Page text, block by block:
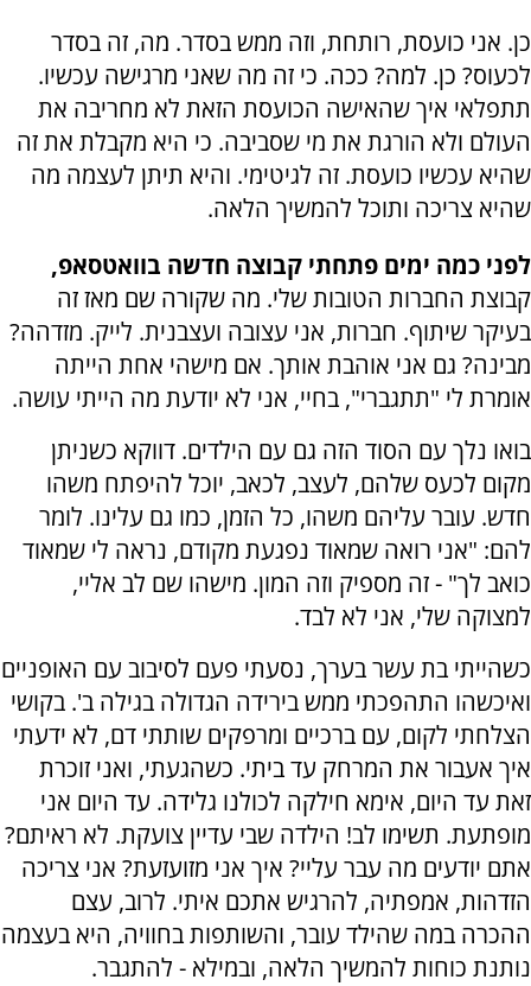
כן. אני כועסת, רותחת, וזה ממש בסדר. מה, זה בסדר
לכעוס? כן. למה? ככה. כי זה מה שאני מרגישה עכשיו.
תתפלאי איך שהאישה הכועסת הזאת לא מחריבה את
העולם ולא הורגת את מי שסביבה. כי היא מקבלת את זה
שהיא עכשיו כועסת. זה לגיטימי. והיא תיתן לעצמה מה
שהיא צריכה ותוכל להמשיך הלאה.
לפני כמה ימים פתחתי קבוצה חדשה בוואטסאפ,
קבוצת החברות הטובות שלי. מה שקורה שם מאז זה
בעיקר שיתוף. חברות, אני עצובה ועצבנית. לייק. מזדהה?
מבינה? גם אני אוהבת אותך. אם מישהי אחת הייתה
אומרת לי "תתגברי", בחיי, אני לא יודעת מה הייתי עושה.
בואו נלך עם הסוד הזה גם עם הילדים. דווקא כשניתן
מקום לכעס שלהם, לעצב, לכאב, יוכל להיפתח משהו
חדש. עובר עליהם משהו, כל הזמן, כמו גם עלינו. לומר
להם: "אני רואה שמאוד נפגעת מקודם, נראה לי שמאוד
כואב לך" - זה מספיק וזה המון. מישהו שם לב אליי,
למצוקה שלי, אני לא לבד.
כשהייתי בת עשר בערך, נסעתי פעם לסיבוב עם האופניים
ואיכשהו התהפכתי ממש בירידה הגדולה בגילה ב'. בקושי
הצלחתי לקום, עם ברכיים ומרפקים שותתי דם, לא ידעתי
איך אעבור את המרחק עד ביתי. כשהגעתי, ואני זוכרת
זאת עד היום, אימא חילקה לכולנו גלידה. עד היום אני
מופתעת. תשימו לב! הילדה שבי עדיין צועקת. לא ראיתם?
אתם יודעים מה עבר עליי? איך אני מזועזעת? אני צריכה
הזדהות, אמפתיה, להרגיש אתכם איתי. לרוב, עצם
ההכרה במה שהילד עובר, והשותפות בחוויה, היא בעצמה
נותנת כוחות להמשיך הלאה, ובמילא - להתגבר.